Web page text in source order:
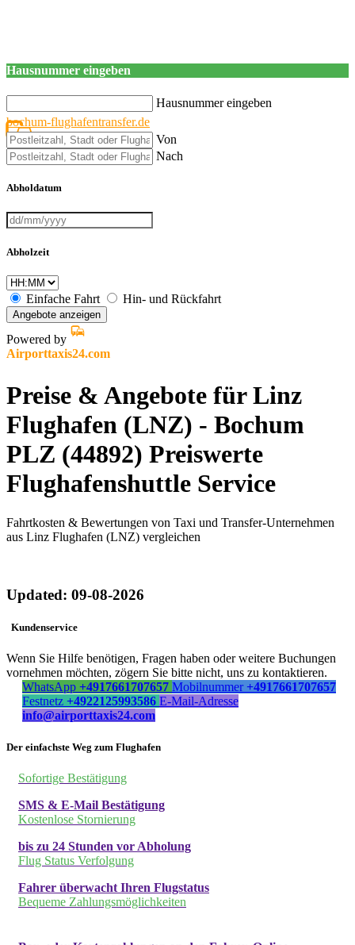
Hausnummer eingeben
Hausnummer eingeben
bochum-flughafentransfer.de
Von
Nach
Abholdatum
Abholzeit
Einfache Fahrt Hin- und Rückfahrt
Angebote anzeigen
Powered by
Airporttaxis24.com
Preise & Angebote für Linz
Flughafen (LNZ) - Bochum
PLZ (44892) Preiswerte
Flughafenshuttle Service
Fahrtkosten & Bewertungen von Taxi und Transfer-Unternehmen
aus Linz Flughafen (LNZ) vergleichen
Updated: 09-08-2026
Kundenservice
Wenn Sie Hilfe benötigen, Fragen haben oder weitere Buchungen
vornehmen möchten, zögern Sie bitte nicht, uns zu kontaktieren.
WhatsApp +4917661707657 Mobilnummer +4917661707657
Festnetz +4922125993586 E-Mail-Adresse
info@airporttaxis24.com
Der einfachste Weg zum Flughafen
Sofortige Bestätigung
SMS & E-Mail Bestätigung
Kostenlose Stornierung
bis zu 24 Stunden vor Abholung
Flug Status Verfolgung
Fahrer überwacht Ihren Flugstatus
Bequeme Zahlungsmöglichkeiten